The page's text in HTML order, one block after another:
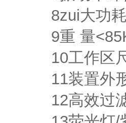
8zui大功
9重 量
10工作区
11装置外
12高效过